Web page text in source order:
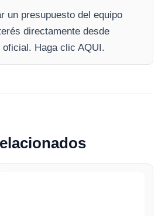
un presupuesto del equipo
directamente desde
Haga clic AQUI.